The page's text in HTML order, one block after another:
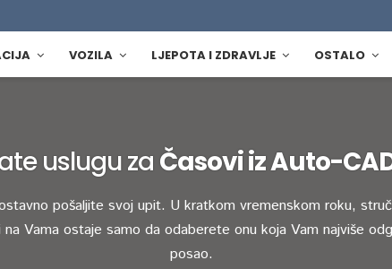
VOZILA LJEPOTA I ZDRAVLJE OSTALO
uslugu za Časovi iz Auto-
pošaljite svoj upit. U kratkom vremenskom roku,
na Vama ostaje samo da odaberete onu koja Vam najviše
posao.